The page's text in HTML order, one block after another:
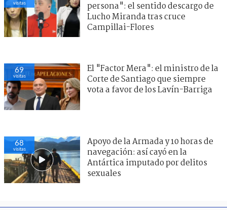
visitas
persona": el sentido descargo de
Lucho Miranda tras cruce
Campillai-Flores
69
visitas
El "Factor Mera": el ministro de la
Corte de Santiago que siempre
vota a favor de los Lavín-Barriga
68
visitas
Apoyo de la Armada y 10 horas de
navegación: así cayó en la
Antártica imputado por delitos
sexuales